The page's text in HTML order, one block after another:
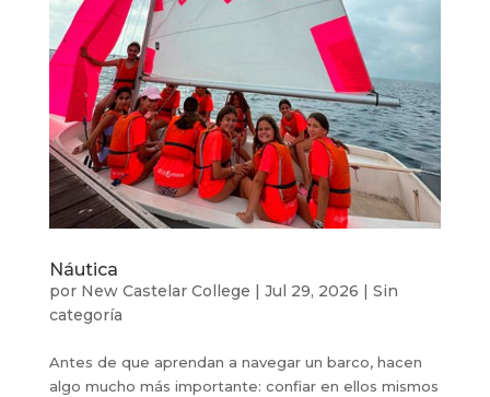
Náutica
por New Castelar College | Jul 29, 2026 | Sin
categoría
Antes de que aprendan a navegar un barco, hacen
algo mucho más importante: confiar en ellos mismos